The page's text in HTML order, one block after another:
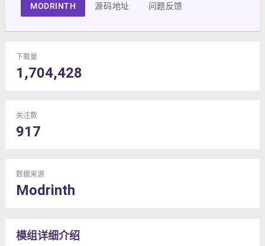
MODRINTH 源码地址 问题反馈
下载量
1,704,428
关注数
917
数据来源
Modrinth
模组详细介绍